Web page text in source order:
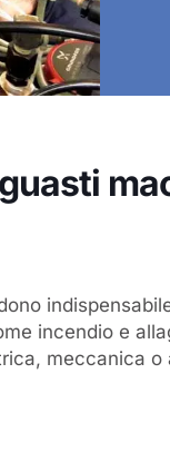
incendio e
meccanica o